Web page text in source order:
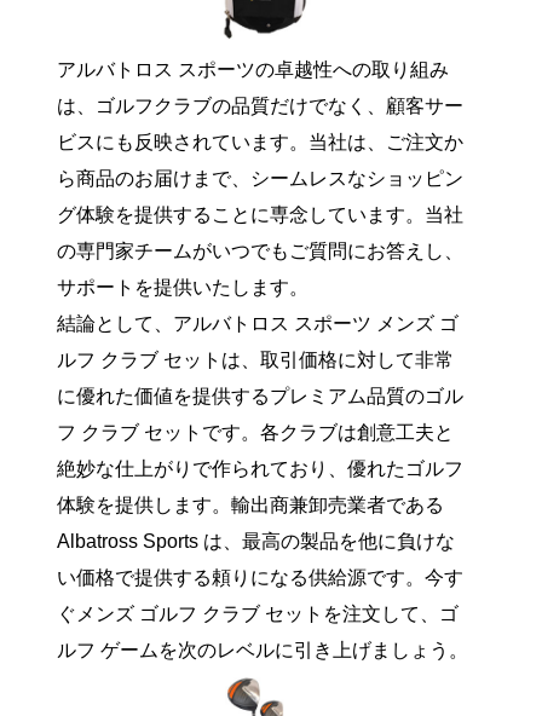
アルバトロス スポーツの卓越性への取り組み
は、ゴルフクラブの品質だけでなく、顧客サー
ビスにも反映されています。当社は、ご注文か
ら商品のお届けまで、シームレスなショッピン
グ体験を提供することに専念しています。当社
の専門家チームがいつでもご質問にお答えし、
サポートを提供いたします。
結論として、アルバトロス スポーツ メンズ ゴ
ルフ クラブ セットは、取引価格に対して非常
に優れた価値を提供するプレミアム品質のゴル
フ クラブ セットです。各クラブは創意工夫と
絶妙な仕上がりで作られており、優れたゴルフ
体験を提供します。輸出商兼卸売業者である
Albatross Sports は、最高の製品を他に負けな
い価格で提供する頼りになる供給源です。今す
ぐメンズ ゴルフ クラブ セットを注文して、ゴ
ルフ ゲームを次のレベルに引き上げましょう。